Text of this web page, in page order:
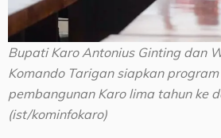
Bupati Karo Antonius Ginting dan
Komando Tarigan siapkan
pembangunan Karo lima tahun ke
(ist/kominfokaro)